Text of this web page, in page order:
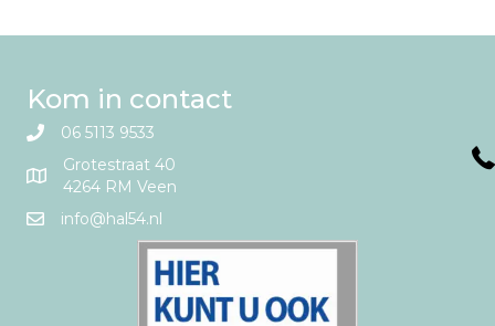
Kom in contact
06 5113 9533
Grotestraat 40
4264 RM Veen
info@hal54.nl